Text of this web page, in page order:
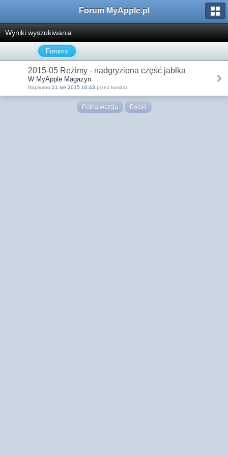
Forum MyApple.pl
Wyniki wyszukiwania
Forums
2015-05 Reżimy - nadgryziona część jabłka
W MyApple Magazyn
Napisano 21 sie 2015 10:43 przez tomasz
Pełna wersja Polski